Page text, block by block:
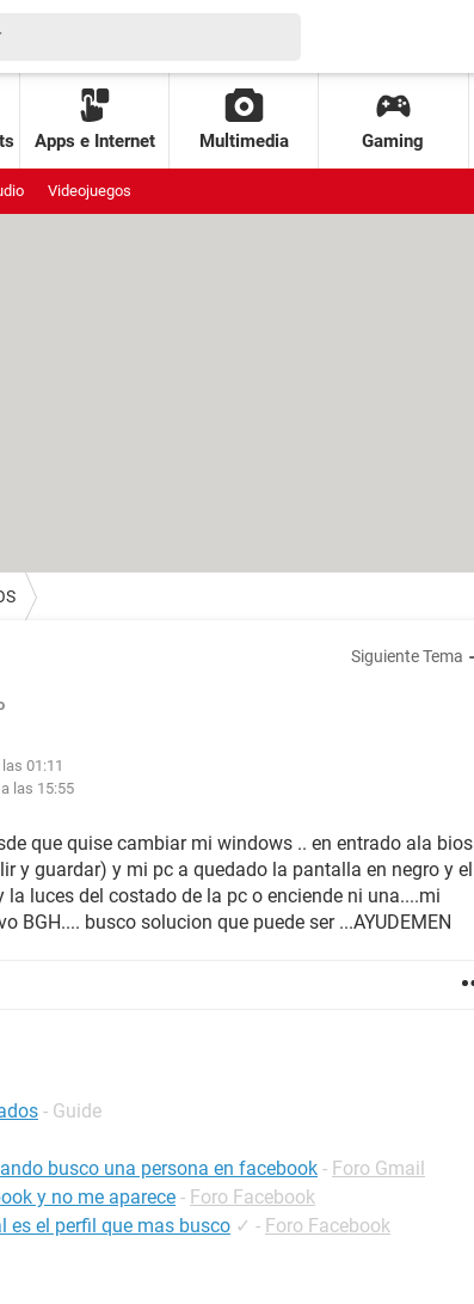
Apps e Internet Multimedia Gaming
Videojuegos
Siguiente Tema
01:11
las 15:55
que quise cambiar mi windows .. en entrado ala bios
y guardar) y mi pc a quedado la pantalla en negro y el
luces del costado de la pc o enciende ni una....mi
BGH.... busco solucion que puede ser ...AYUDEMEN
- Guide
busco una persona en facebook - Foro Gmail
y no me aparece - Foro Facebook
es el perfil que mas busco ✓ - Foro Facebook